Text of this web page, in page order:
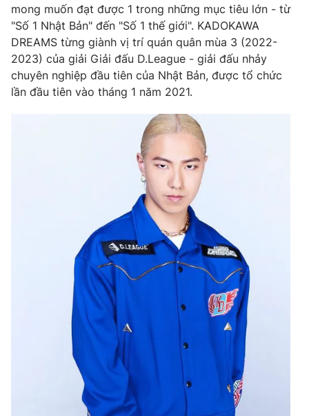
Thị trường
Tư vấn
Lịch phát sóng
Chuyên mục khác
Emagazine Podcast
Infographic
Shorts video
VTV Thể thao
VTV Sức khoẻ Bất động sản
Thị trường 24h Tấm lòng Việt
Vươn mình bằng AI
Liên hệ tòa soạn English
mong muốn đạt được 1 trong những mục tiêu lớn - từ
"Số 1 Nhật Bản" đến "Số 1 thế giới". KADOKAWA
DREAMS từng giành vị trí quán quân mùa 3 (2022-
2023) của giải Giải đấu D.League - giải đấu nhảy
chuyên nghiệp đầu tiên của Nhật Bản, được tổ chức
lần đầu tiên vào tháng 1 năm 2021.